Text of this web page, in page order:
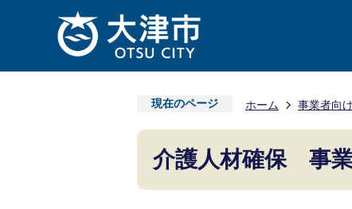
現在のページ ホーム 事業者向け
介護人材確保 事